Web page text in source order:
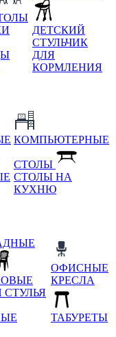
ДЕТСКИЙ
СТУЛЬЧИК
ДЛЯ
КОРМЛЕНИЯ
КОМПЬЮТЕРНЫЕ
СТОЛЫ
СТОЛЫ НА
КУХНЮ
СТУЛЬЯ
ОФИСНЫЕ
КРЕСЛА
ТАБУРЕТЫ